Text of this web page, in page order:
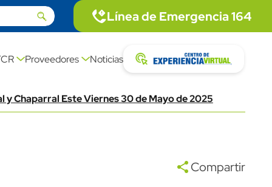
Linea de emergencia
icon
Imagendescription link
Línea de Emergencia 164
Proveedores Noticias
Centro exp
icon
Imagen
y Chaparral Este Viernes 30 de Mayo de 2025
Compartir